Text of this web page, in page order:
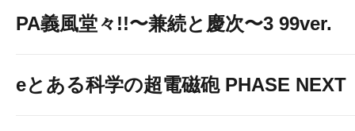
PA義風堂々!!〜兼続と慶次〜3 99ver.
eとある科学の超電磁砲 PHASE NEXT